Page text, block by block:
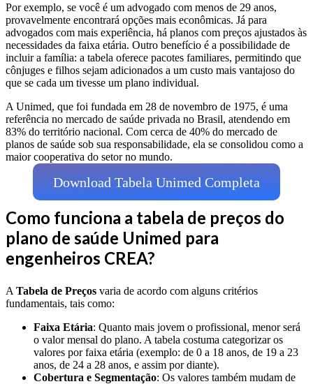
Por exemplo, se você é um advogado com menos de 29 anos,
provavelmente encontrará opções mais econômicas. Já para
advogados com mais experiência, há planos com preços ajustados às
necessidades da faixa etária. Outro benefício é a possibilidade de
incluir a família: a tabela oferece pacotes familiares, permitindo que
cônjuges e filhos sejam adicionados a um custo mais vantajoso do
que se cada um tivesse um plano individual.
A Unimed, que foi fundada em 28 de novembro de 1975, é uma
referência no mercado de saúde privada no Brasil, atendendo em
83% do território nacional. Com cerca de 40% do mercado de
planos de saúde sob sua responsabilidade, ela se consolidou como a
maior cooperativa do setor no mundo.
Download Tabela Unimed Completa
Como funciona a tabela de preços do
plano de saúde Unimed para
engenheiros CREA?
A Tabela de Preços varia de acordo com alguns critérios
fundamentais, tais como:
Faixa Etária: Quanto mais jovem o profissional, menor será
o valor mensal do plano. A tabela costuma categorizar os
valores por faixa etária (exemplo: de 0 a 18 anos, de 19 a 23
anos, de 24 a 28 anos, e assim por diante).
Cobertura e Segmentação: Os valores também mudam de